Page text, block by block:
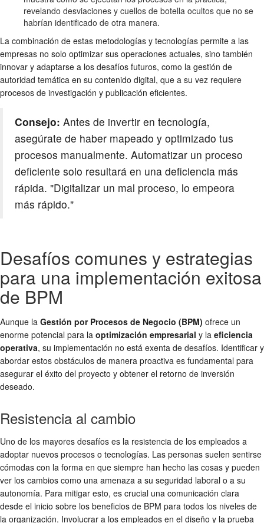
revelando desviaciones y cuellos de botella ocultos que no se
habrían identificado de otra manera.
La combinación de estas metodologías y tecnologías permite a las
empresas no solo optimizar sus operaciones actuales, sino también
innovar y adaptarse a los desafíos futuros, como la gestión de
autoridad temática en su contenido digital, que a su vez requiere
procesos de investigación y publicación eficientes.
Consejo: Antes de invertir en tecnología,
asegúrate de haber mapeado y optimizado tus
procesos manualmente. Automatizar un proceso
deficiente solo resultará en una deficiencia más
rápida. "Digitalizar un mal proceso, lo empeora
más rápido."
Desafíos comunes y estrategias
para una implementación exitosa
de BPM
Aunque la Gestión por Procesos de Negocio (BPM) ofrece un
enorme potencial para la optimización empresarial y la eficiencia
operativa, su implementación no está exenta de desafíos. Identificar y
abordar estos obstáculos de manera proactiva es fundamental para
asegurar el éxito del proyecto y obtener el retorno de inversión
deseado.
Resistencia al cambio
Uno de los mayores desafíos es la resistencia de los empleados a
adoptar nuevos procesos o tecnologías. Las personas suelen sentirse
cómodas con la forma en que siempre han hecho las cosas y pueden
ver los cambios como una amenaza a su seguridad laboral o a su
autonomía. Para mitigar esto, es crucial una comunicación clara
desde el inicio sobre los beneficios de BPM para todos los niveles de
la organización. Involucrar a los empleados en el diseño y la prueba